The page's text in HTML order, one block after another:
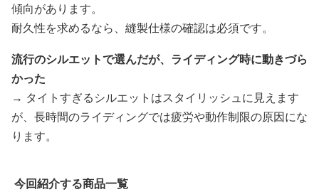
傾向があります。
耐久性を求めるなら、縫製仕様の確認は必須です。
流行のシルエットで選んだが、ライディング時に動きづら
かった
→ タイトすぎるシルエットはスタイリッシュに見えます
が、長時間のライディングでは疲労や動作制限の原因にな
ります。
今回紹介する商品一覧